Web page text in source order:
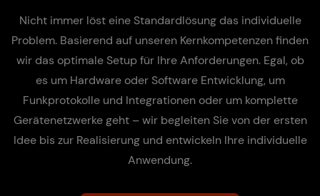
Nicht immer löst eine Standardlösung das individuelle
Problem. Basierend auf unseren Kernkompetenzen finden
wir das optimale Setup für Ihre Anforderungen. Egal, ob
es um Hard­ware oder Soft­ware Ent­wick­lung, um
Funkprotokolle und Integrationen oder um komplette
Gerätenetzwerke geht – wir begleiten Sie von der ersten
Idee bis zur Rea­li­sie­rung und entwickeln Ihre individuelle
Anwendung.